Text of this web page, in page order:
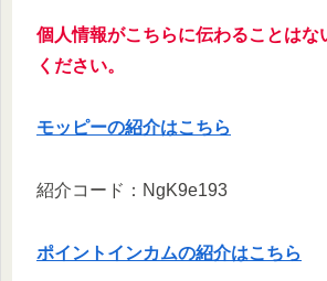
個人情報がこちらに伝わることはな
ください。
モッピーの紹介はこちら
紹介コード：NgK9e193
ポイントインカムの紹介はこちら